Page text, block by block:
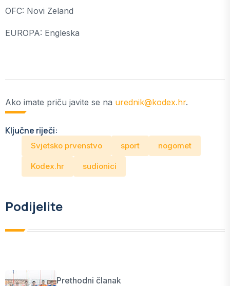
OFC: Novi Zeland
EUROPA: Engleska
Ako imate priču javite se na urednik@kodex.hr.
Ključne riječi:
Svjetsko prvenstvo sport nogomet
Kodex.hr sudionici
Podijelite
Prethodni članak